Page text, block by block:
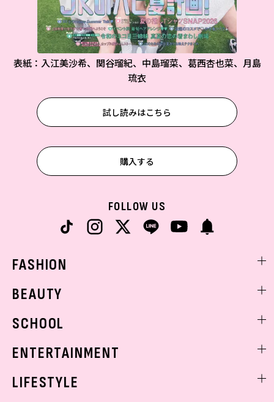
表紙：入江美沙希、関谷瑠紀、中島瑠菜、葛西杏也菜、月島
琉衣
試し読みはこちら
購入する
FOLLOW US
FASHION
着回し
BEAUTY
ベストコスメ
SCHOOL
学校ヘアメイク
ENTERTAINMENT
LIFESTYLE